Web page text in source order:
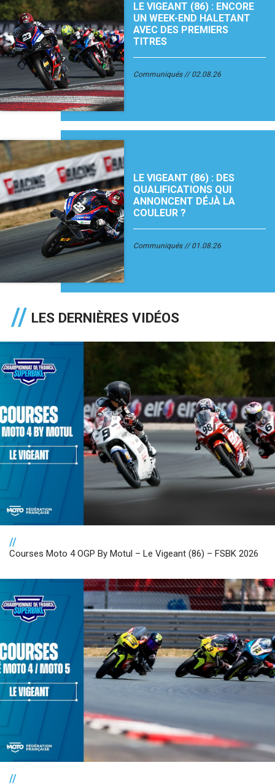
LE VIGEANT (86) : ENCORE
UN WEEK-END HALETANT
AVEC DES PREMIERS
TITRES
Communiqués 02.08.26
LE VIGEANT (86) : DES
QUALIFICATIONS QUI
ANNONCENT DÉJÀ LA
COULEUR ?
Communiqués 01.08.26
LES DERNIÈRES VIDÉOS
//
Courses Moto 4 OGP By Motul – Le Vigeant (86) – FSBK 2026
//